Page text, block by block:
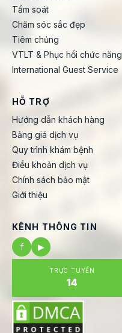
Tầm soát
Chăm sóc sắc đẹp
Tiêm chủng
VTLT & Phục hồi chức năng
International Guest Service
HỖ TRỢ
Hướng dẫn khách hàng
Bảng giá dịch vụ
Quy trình khám bệnh
Điều khoản dịch vụ
Chính sách bảo mật
Giới thiệu
KÊNH THÔNG TIN
f
▶
TRỰC TUYẾN
14